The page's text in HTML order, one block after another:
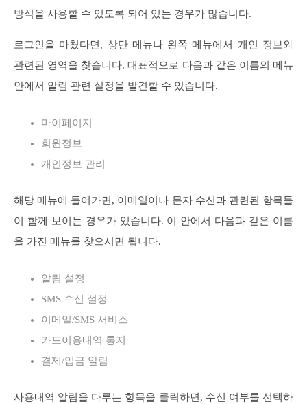
방식을 사용할 수 있도록 되어 있는 경우가 많습니다.
로그인을 마쳤다면, 상단 메뉴나 왼쪽 메뉴에서 개인 정보와
관련된 영역을 찾습니다. 대표적으로 다음과 같은 이름의 메뉴
안에서 알림 관련 설정을 발견할 수 있습니다.
마이페이지
회원정보
개인정보 관리
해당 메뉴에 들어가면, 이메일이나 문자 수신과 관련된 항목들
이 함께 보이는 경우가 있습니다. 이 안에서 다음과 같은 이름
을 가진 메뉴를 찾으시면 됩니다.
알림 설정
SMS 수신 설정
이메일/SMS 서비스
카드이용내역 통지
결제/입금 알림
사용내역 알림을 다루는 항목을 클릭하면, 수신 여부를 선택하